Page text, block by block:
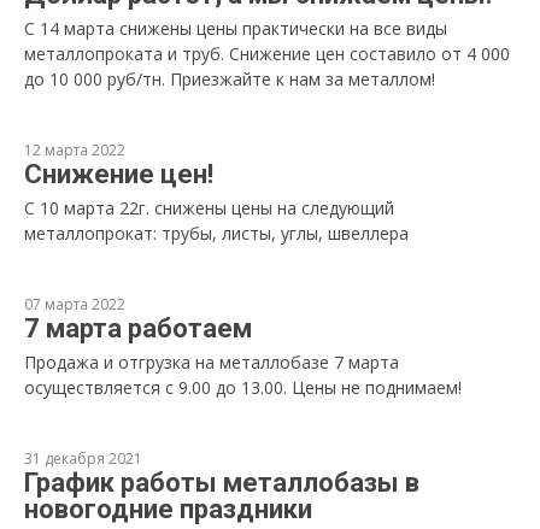
С 14 марта снижены цены практически на все виды
металлопроката и труб. Снижение цен составило от 4 000
до 10 000 руб/тн. Приезжайте к нам за металлом!
12 марта 2022
Снижение цен!
С 10 марта 22г. снижены цены на следующий
металлопрокат: трубы, листы, углы, швеллера
07 марта 2022
7 марта работаем
Продажа и отгрузка на металлобазе 7 марта
осуществляется с 9.00 до 13.00. Цены не поднимаем!
31 декабря 2021
График работы металлобазы в
новогодние праздники